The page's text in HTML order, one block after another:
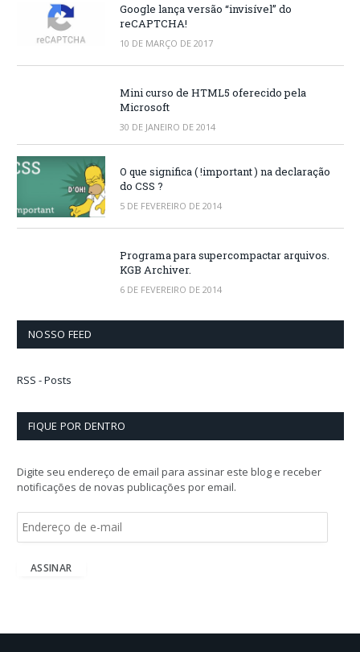
Google lança versão “invisível” do
reCAPTCHA!
10 DE MARÇO DE 2017
Mini curso de HTML5 oferecido pela
Microsoft
30 DE JANEIRO DE 2014
O que significa ( !important ) na declaração
do CSS ?
5 DE FEVEREIRO DE 2014
Programa para supercompactar arquivos.
KGB Archiver.
6 DE FEVEREIRO DE 2014
NOSSO FEED
RSS - Posts
FIQUE POR DENTRO
Digite seu endereço de email para assinar este blog e receber
notificações de novas publicações por email.
ASSINAR